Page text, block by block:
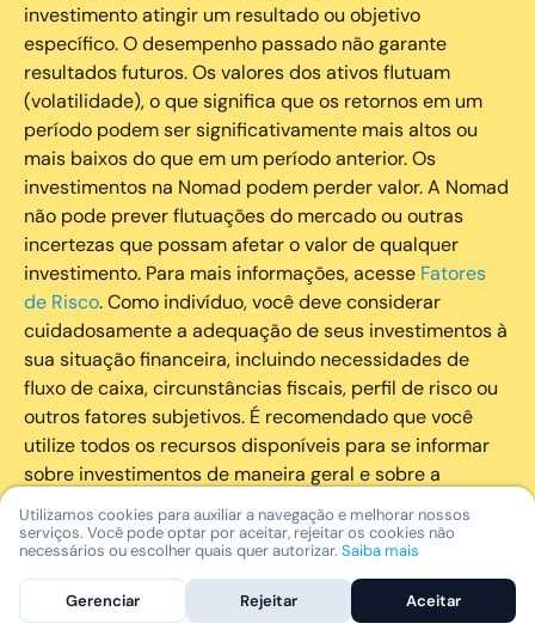
investimento atingir um resultado ou objetivo
específico. O desempenho passado não garante
resultados futuros. Os valores dos ativos flutuam
(volatilidade), o que significa que os retornos em um
período podem ser significativamente mais altos ou
mais baixos do que em um período anterior. Os
investimentos na Nomad podem perder valor. A Nomad
não pode prever flutuações do mercado ou outras
incertezas que possam afetar o valor de qualquer
investimento. Para mais informações, acesse Fatores
de Risco. Como indivíduo, você deve considerar
cuidadosamente a adequação de seus investimentos à
sua situação financeira, incluindo necessidades de
fluxo de caixa, circunstâncias fiscais, perfil de risco ou
outros fatores subjetivos. É recomendado que você
utilize todos os recursos disponíveis para se informar
sobre investimentos de maneira geral e sobre a
composição geral de seu portfólio. Questões fiscais ou
legais relativas aos investimentos realizados através da
Nomad devem ser obtidas pelos próprios clientes. A
Nomad e suas afiliadas não fornecem nenhum tipo de
aconselhamento legal ou fiscal.
Utilizamos cookies para auxiliar a navegação e melhorar nossos
serviços. Você pode optar por aceitar, rejeitar os cookies não
necessários ou escolher quais quer autorizar. Saiba mais
Gerenciar Rejeitar Aceitar